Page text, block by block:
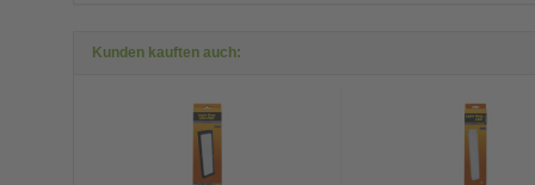
Kunden kauften auch: